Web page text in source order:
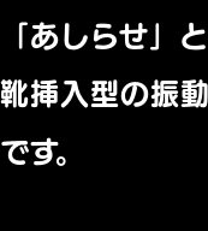
「あしらせ」
靴挿入型の振
です。